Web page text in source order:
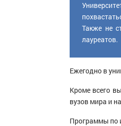
Также не
лауреатов.
Ежегодно в
Кроме всего
вузов мира и
Программы по